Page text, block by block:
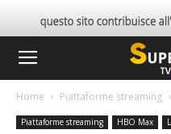
Home Piattaforme streaming
Piattaforme streaming HBO Max